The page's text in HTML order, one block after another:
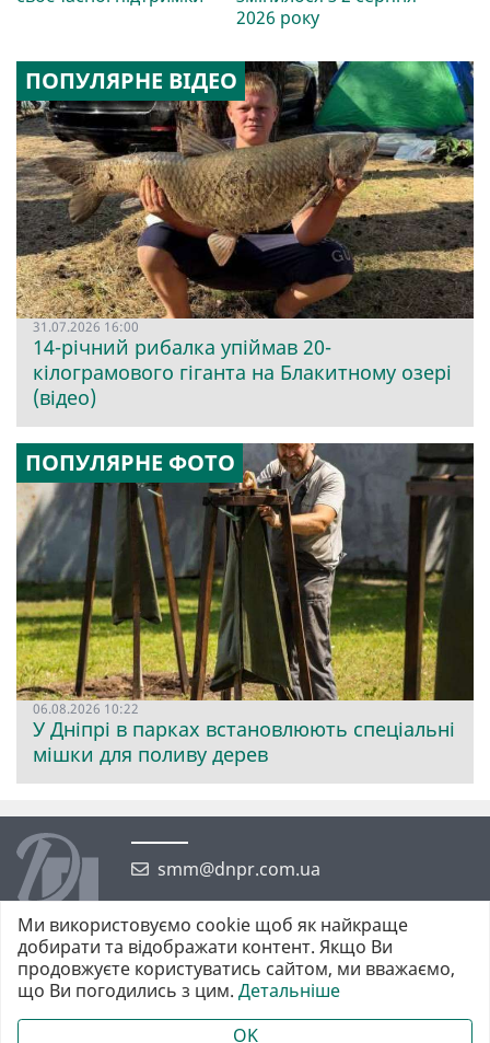
2026 року
ПОПУЛЯРНЕ ВІДЕО
31.07.2026 16:00
14-річний рибалка упіймав 20-
кілограмового гіганта на Блакитному озері
(відео)
ПОПУЛЯРНЕ ФОТО
06.08.2026 10:22
У Дніпрі в парках встановлюють спеціальні
мішки для поливу дерев
smm@dnpr.com.ua
©2026 https://dnpr.com.ua Дніпровська порадниця
Всі права захищені. При повному або частковому використанні
Ми використовуємо cookie щоб як найкраще
добирати та відображати контент. Якщо Ви
продовжуєте користуватись сайтом, ми вважаємо,
що Ви погодились з цим. Детальніше
OK